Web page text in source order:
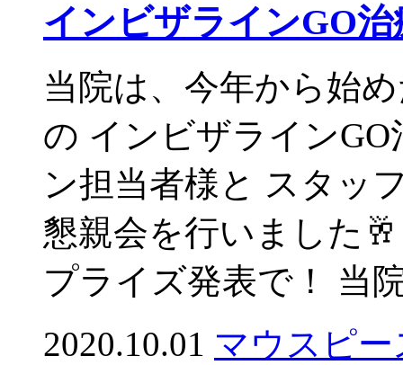
インビザラインGO
当院は、今年から始
の インビザライン
ン担当者様と スタッ
懇親会を行いました
プライズ発表で！ 当
2020.10.01 マウスピー